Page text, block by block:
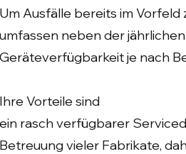
Um Ausfälle bereits im
umfassen neben der
Geräteverfügbarkeit je nach
Ihre Vorteile sind
ein rasch verfügbarer
Betreuung vieler Fabrikate,